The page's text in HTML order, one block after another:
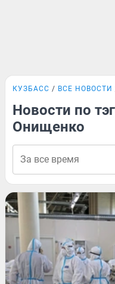
КУЗБАСС ВСЕ НОВОСТИ
Новости по
Онищенко